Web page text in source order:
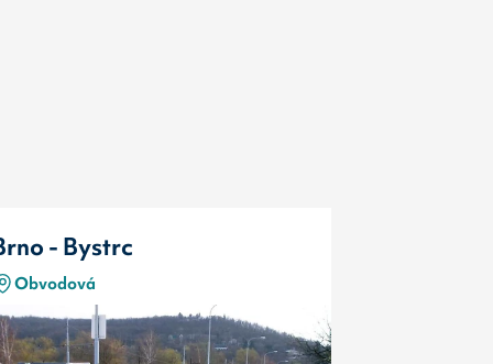
- Bystrc
Obvodová